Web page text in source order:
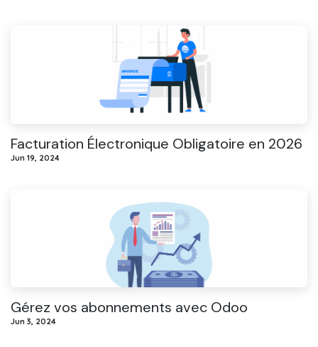
Facturation Électronique Obligatoire en 2026
Jun 19, 2024
Gérez vos abonnements avec Odoo
Jun 3, 2024